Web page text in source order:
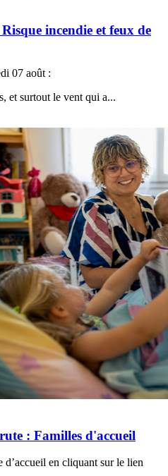
incendie et feux de
07 août :
et surtout le vent qui a...
: Familles d'accueil
en cliquant sur le lien